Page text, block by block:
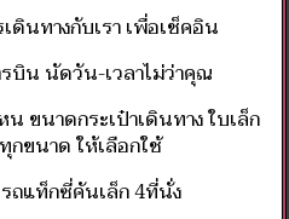
ดินทางกับเรา เพื่อเช็คอิน
รบิน นัดวัน-เวลาไม่ว่าคุณ
น ขนาดกระเป๋าเดินทาง ใบเล็ก
กขนาด ให้เลือกใช้
ถแท็กซี่คันเล็ก 4ที่นั่ง